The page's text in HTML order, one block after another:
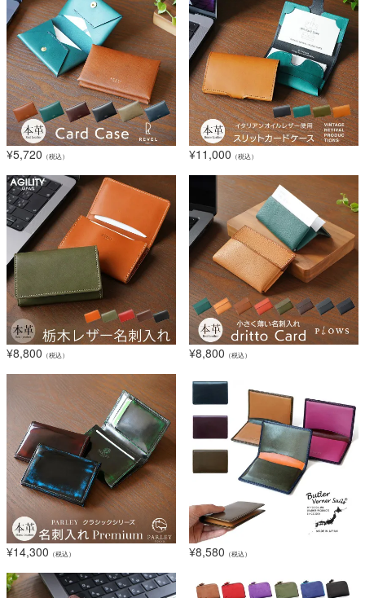
¥5,720 （税込） ¥11,000 （税込）
¥8,800 （税込） ¥8,800 （税込）
¥14,300 （税込） ¥8,580 （税込）